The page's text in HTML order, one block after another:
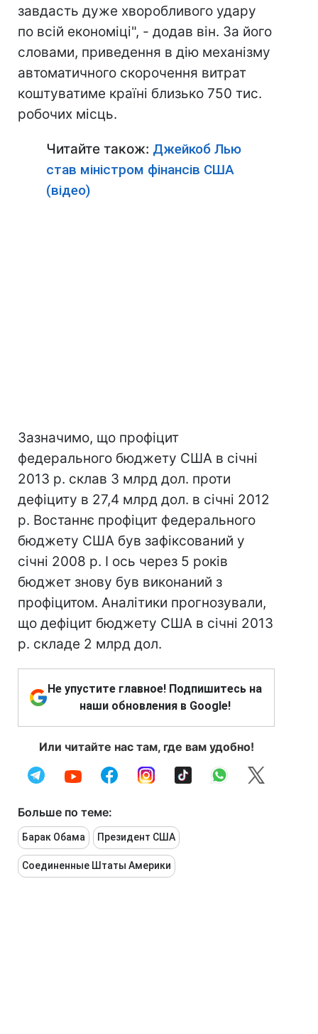
завдасть дуже хворобливого удару
по всій економіці", - додав він. За його
словами, приведення в дію механізму
автоматичного скорочення витрат
коштуватиме країні близько 750 тис.
робочих місць.
Читайте також: Джейкоб Лью
став міністром фінансів США
(відео)
Зазначимо, що профіцит
федерального бюджету США в січні
2013 р. склав 3 млрд дол. проти
дефіциту в 27,4 млрд дол. в січні 2012
р. Востаннє профіцит федерального
бюджету США був зафіксований у
січні 2008 р. І ось через 5 років
бюджет знову був виконаний з
профіцитом. Аналітики прогнозували,
що дефіцит бюджету США в січні 2013
р. складе 2 млрд дол.
Не упустите главное! Подпишитесь на
наши обновления в Google!
Или читайте нас там, где вам удобно!
Больше по теме:
Барак Обама Президент США
Соединенные Штаты Америки